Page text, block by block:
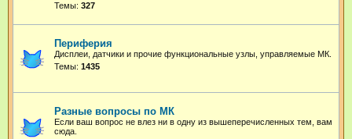
Темы: 327
Периферия
Дисплеи, датчики и прочие функциональные узлы, управляемые МК.
Темы: 1435
Разные вопросы по МК
Если ваш вопрос не влез ни в одну из вышеперечисленных тем, вам
сюда.